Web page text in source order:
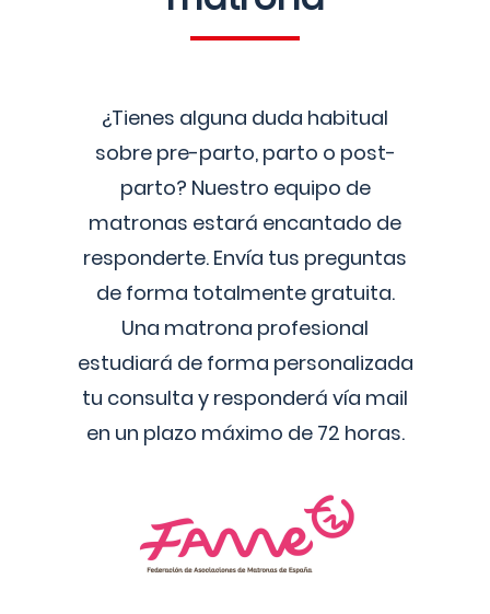
¿Tienes alguna duda habitual
sobre pre-parto, parto o post-
parto? Nuestro equipo de
matronas estará encantado de
responderte. Envía tus preguntas
de forma totalmente gratuita.
Una matrona profesional
estudiará de forma personalizada
tu consulta y responderá vía mail
en un plazo máximo de 72 horas.